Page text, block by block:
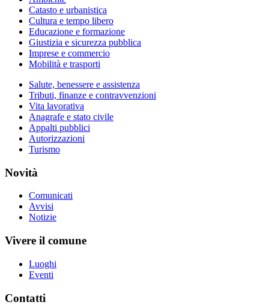
Catasto e urbanistica
Cultura e tempo libero
Educazione e formazione
Giustizia e sicurezza pubblica
Imprese e commercio
Mobilità e trasporti
Salute, benessere e assistenza
Tributi, finanze e contravvenzioni
Vita lavorativa
Anagrafe e stato civile
Appalti pubblici
Autorizzazioni
Turismo
Novità
Comunicati
Avvisi
Notizie
Vivere il comune
Luoghi
Eventi
Contatti